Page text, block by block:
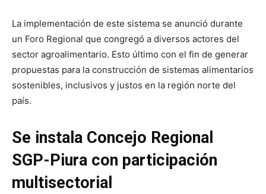
La implementación de este sistema se anunció durante
un Foro Regional que congregó a diversos actores del
sector agroalimentario. Esto último con el fin de generar
propuestas para la construcción de sistemas alimentarios
sostenibles, inclusivos y justos en la región norte del
país.
Se instala Concejo Regional
SGP-Piura con participación
multisectorial